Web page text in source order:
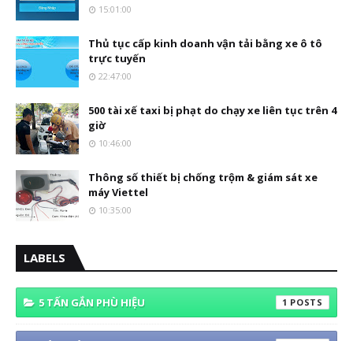
15:01:00
Thủ tục cấp kinh doanh vận tải bằng xe ô tô
trực tuyến
22:47:00
500 tài xế taxi bị phạt do chạy xe liên tục trên 4
giờ
10:46:00
Thông số thiết bị chống trộm & giám sát xe
máy Viettel
10:35:00
LABELS
5 TẤN GẮN PHÙ HIỆU 1